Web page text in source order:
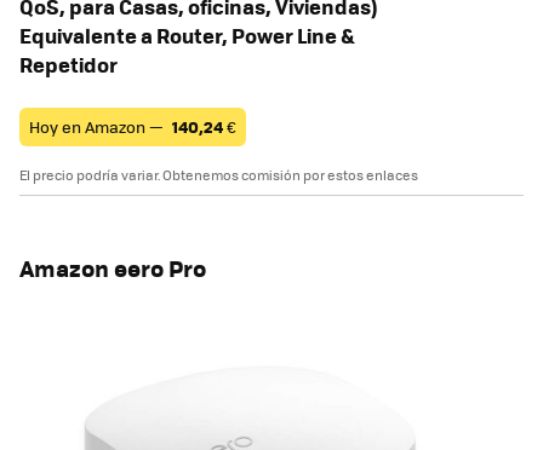
QoS, para Casas, oficinas, Viviendas)
Equivalente a Router, Power Line &
Repetidor
Hoy en Amazon — 140,24€
El precio podría variar. Obtenemos comisión por estos enlaces
Amazon eero Pro